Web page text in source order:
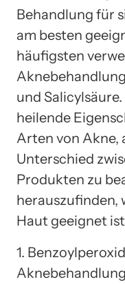
Behandlung für
am besten
häufigsten
und
heilende
Arten von Akne,
Unterschied
Produkten zu
herauszufinden,
Haut geeignet
1.